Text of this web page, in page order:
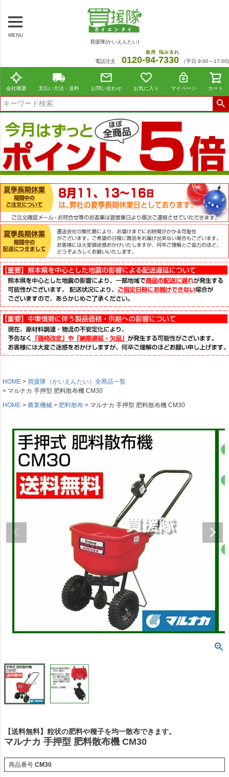
MENU
買援隊(かいえんたい)
電話注文 0120-94
急用
-7330
悩み去れ
（平日 9:00～17:00)
会社概要 支払い方法・送料 お問い合わせ お気に入り マイページ カート
HOME
買援隊（かいえんたい）全商品一覧
マルナカ 手押型 肥料散布機 CM30
HOME
農業機械 肥料散布 マルナカ 手押型 肥料散布機 CM30
【送料無料】粒状の肥料や種子を均一散布できます。
マルナカ 手押型 肥料散布機 CM30
商品番号 CM30